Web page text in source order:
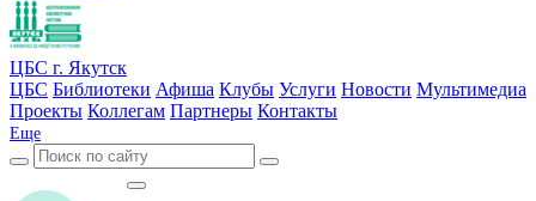
ЦБС г. Якутск
ЦБС Библиотеки Афиша Клубы Услуги Новости Мультимедиа
Проекты Коллегам Партнеры Контакты
Еще